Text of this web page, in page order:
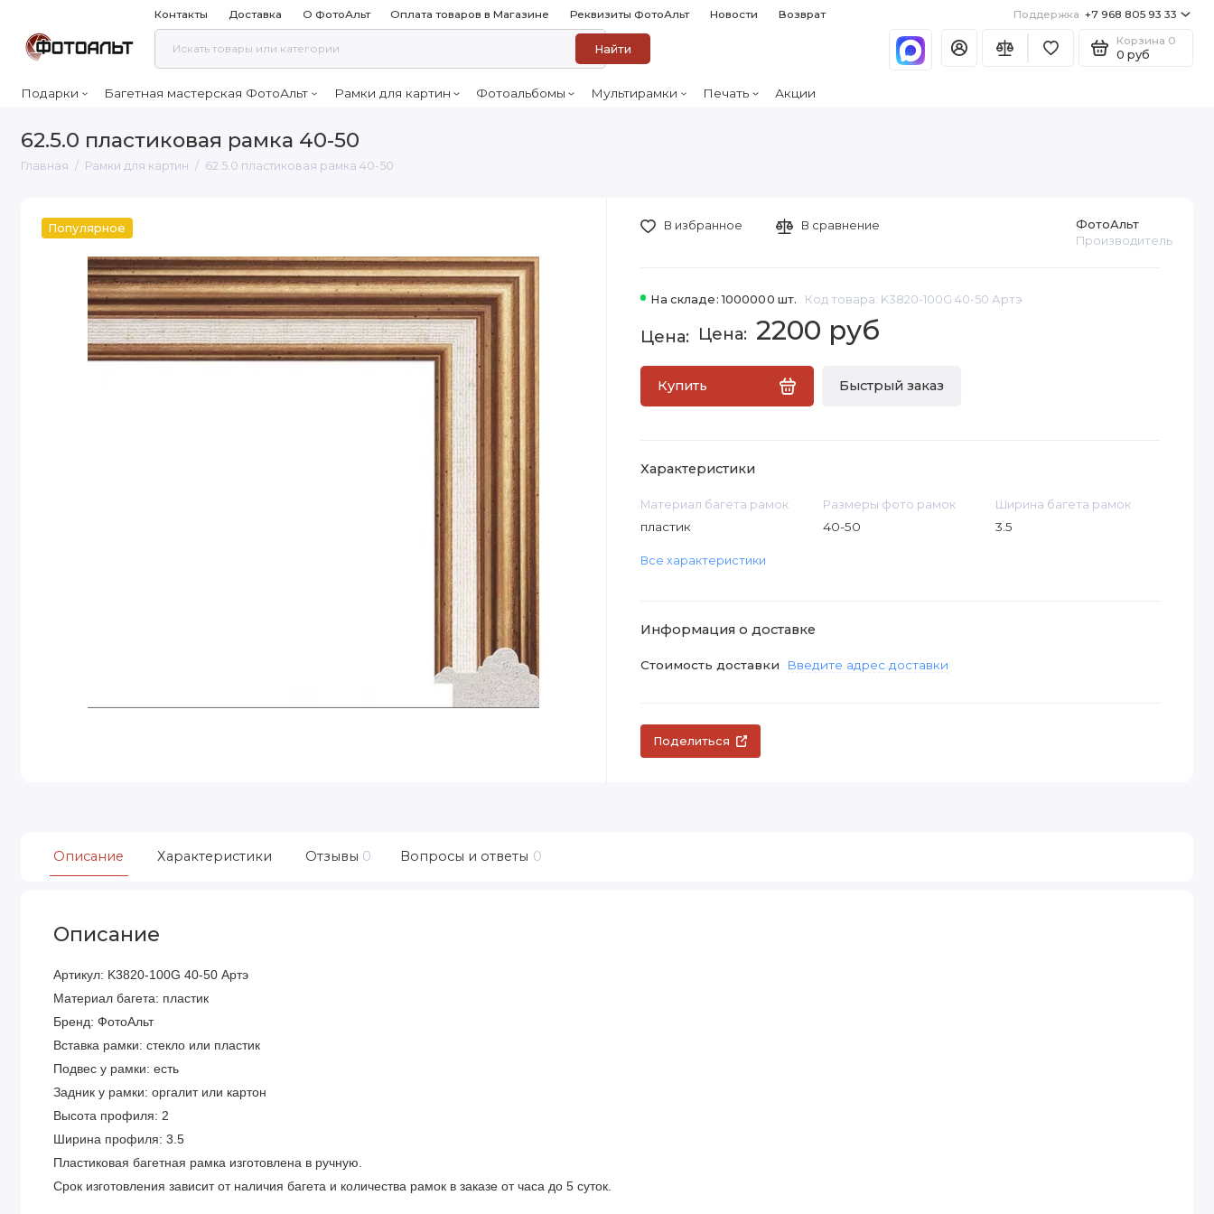
Контакты Доставка О ФотоАльт Оплата товаров в Магазине Реквизиты ФотоАльт Новости Возврат Поддержка +7 968 805 93 33
Найти
Корзина 0
0 руб
Подарки Багетная мастерская ФотоАльт Рамки для картин Фотоальбомы Мультирамки Печать Акции
62.5.0 пластиковая рамка 40-50
Главная Рамки для картин 62.5.0 пластиковая рамка 40-50
Популярное
На складе: 1000000 шт. Код товара: K3820-100G 40-50 Артэ
ФотоАльт
Производитель
2200 руб
Купить Быстрый заказ
В избранное В сравнение
Характеристики
Материал багета рамок
пластик
Размеры фото рамок
40-50
Ширина багета рамок
3.5
Все характеристики
Информация о доставке
Стоимость доставки Введите адрес доставки
Поделиться
Описание Характеристики Отзывы 0 Вопросы и ответы 0
Описание
Артикул: K3820-100G 40-50 Артэ
Материал багета: пластик
Бренд: ФотоАльт
Вставка рамки: стекло или пластик
Подвес у рамки: есть
Задник у рамки: оргалит или картон
Высота профиля: 2
Ширина профиля: 3.5
Пластиковая багетная рамка изготовлена в ручную.
Срок изготовления зависит от наличия багета и количества рамок в заказе от часа до 5 суток.